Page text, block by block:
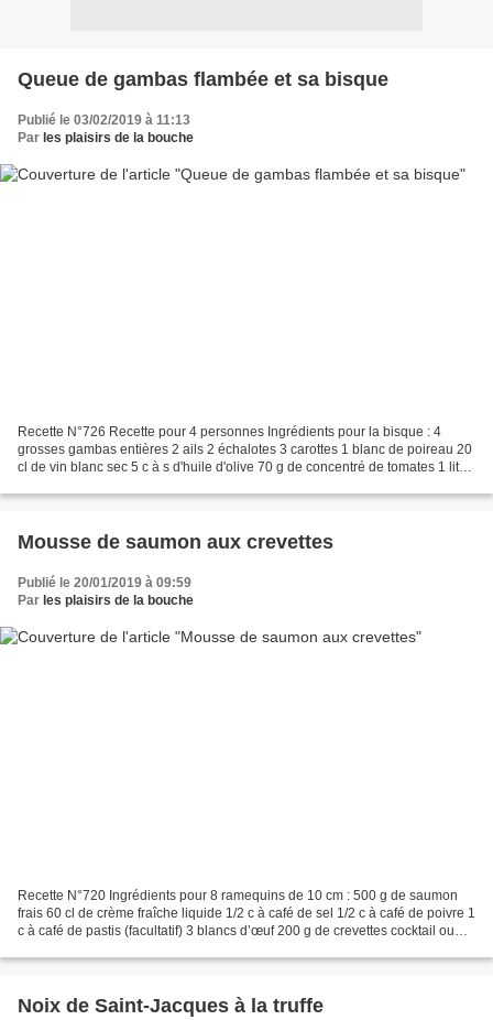
Queue de gambas flambée et sa bisque
Publié le 03/02/2019 à 11:13
Par les plaisirs de la bouche
Recette N°726 Recette pour 4 personnes Ingrédients pour la bisque : 4
grosses gambas entières 2 ails 2 échalotes 3 carottes 1 blanc de poireau 20
cl de vin blanc sec 5 c à s d'huile d'olive 70 g de concentré de tomates 1 litre
Mousse de saumon aux crevettes
Publié le 20/01/2019 à 09:59
Par les plaisirs de la bouche
Recette N°720 Ingrédients pour 8 ramequins de 10 cm : 500 g de saumon
frais 60 cl de crème fraîche liquide 1/2 c à café de sel 1/2 c à café de poivre 1
c à café de pastis (facultatif) 3 blancs d’œuf 200 g de crevettes cocktail ou
Noix de Saint-Jacques à la truffe